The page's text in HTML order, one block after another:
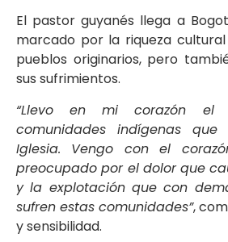
El pastor guyanés llega a
marcado por la riqueza
pueblos originarios, pero
sus sufrimientos.
“Llevo en mi corazón el
comunidades indígenas
Iglesia. Vengo con el
preocupado por el dolor que
y la explotación que con
sufren estas comunidades”,
y sensibilidad.